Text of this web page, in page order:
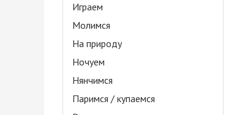
Играем
Молимся
На природу
Ночуем
Нянчимся
Паримся / купаемся